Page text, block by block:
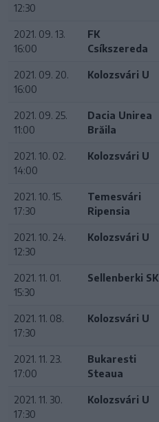
12:30
2021. 09. 13.
16:00
FK
Csíkszereda
2021. 09. 20.
16:00
Kolozsvári U
2021. 09. 25.
11:00
Dacia Unirea
Brăila
2021. 10. 02.
14:00
Kolozsvári U
2021. 10. 15.
17:30
Temesvári
Ripensia
2021. 10. 24.
12:30
Kolozsvári U
2021. 11. 01.
15:30
Sellenberki SK
2021. 11. 08.
17:30
Kolozsvári U
2021. 11. 23.
17:00
Bukaresti
Steaua
2021. 11. 30.
17:30
Kolozsvári U